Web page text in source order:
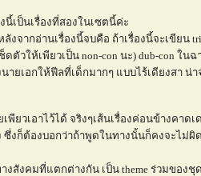
งนี้เป็นเรื่องที่สองในเซตนี้ค่ะ
งจากอ่านเรื่องนี้จบคือ ถ้าเรื่องนี้จะเขียน
ตัวให้เพียวเป็น non-con นะ) dub-con ใน
นายเอกให้ฟีลที่เด็กมากๆ แบบไร้เดียงสา
พียวเอาไว้ได้ จริงๆเส้นเรื่องค่อนข้างคา
ซึ่งก็ต้องบอกว่าถ้าพูดในทางนั้นก็คงจะไม่ผิ
งสังคมที่แตกต่างกัน เป็น theme ร่วมของชุ